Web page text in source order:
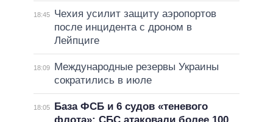
18:45
Чехия усилит защиту аэропортов
после инцидента с дроном в
Лейпциге
18:09
Международные резервы Украины
сократились в июле
18:05
База ФСБ и 6 судов «теневого